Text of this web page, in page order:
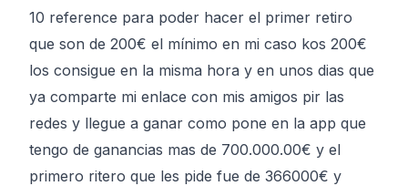
10 reference para poder hacer el primer retiro
que son de 200€ el mínimo en mi caso kos 200€
los consigue en la misma hora y en unos dias que
ya comparte mi enlace con mis amigos pir las
redes y llegue a ganar como pone en la app que
tengo de ganancias mas de 700.000.00€ y el
primero ritero que les pide fue de 366000€ y